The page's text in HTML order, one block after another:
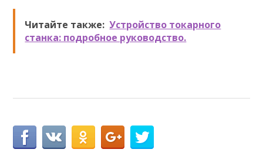
Читайте также: Устройство токарного
станка: подробное руководство.